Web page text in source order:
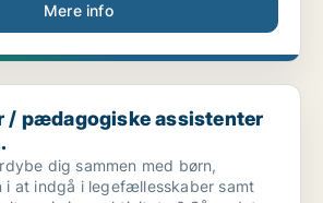
Mere info
assistenter søges til bø...
/ pædagogiske assistenter
dig sammen med børn,
i at indgå i legefællesskaber samt